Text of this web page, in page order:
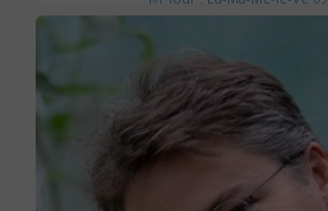
Nombre de